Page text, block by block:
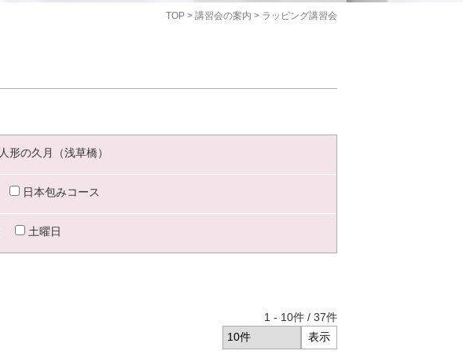
TOP > 講習会の案内 > ラッピング講習会
人形の久月（浅草橋）
日本包みコース
土曜日
1 - 10件 / 37件